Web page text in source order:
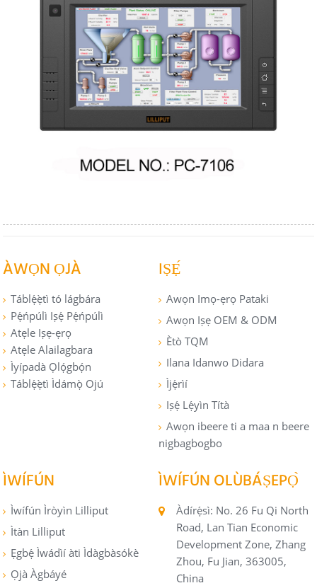
ÀWỌN ỌJÀ
Táblẹ́ẹ̀tì tó lágbára
Pẹ́ńpúlì Iṣẹ́ Pẹ́ńpúlì
Atẹle Iṣẹ-ẹrọ
Atẹle Alailagbara
Ìyípadà Ọlọ́gbọ́n
Táblẹ́ẹ̀tì Ìdámọ̀ Ojú
IṢẸ́
Awọn Imọ-ẹrọ Pataki
Awọn Iṣẹ OEM & ODM
Ètò TQM
Ilana Idanwo Didara
Ìjẹ́rìí
Iṣẹ́ Lẹ́yìn Títà
Awọn ibeere ti a maa n beere
nigbagbogbo
ÌWÍFÚN
Ìwífún Ìròyìn Lilliput
Ìtàn Lilliput
Ẹgbẹ́ Ìwádìí àti Ìdàgbàsókè
Ọjà Àgbáyé
ÌWÍFÚN OLÙBÁṢEPỌ̀
Àdírẹ́sì: No. 26 Fu Qi North
Road, Lan Tian Economic
Development Zone, Zhang
Zhou, Fu Jian, 363005,
China